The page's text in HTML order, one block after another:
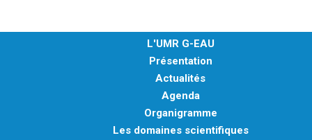
L'UMR G-EAU
Présentation
Actualités
Agenda
Organigramme
Les domaines scientifiques